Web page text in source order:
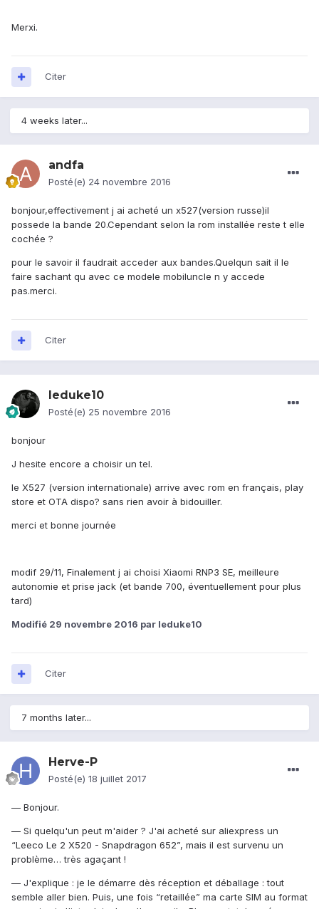
Merxi.
Citer
4 weeks later...
andfa
Posté(e) 24 novembre 2016
bonjour,effectivement j ai acheté un x527(version russe)il
possede la bande 20.Cependant selon la rom installée reste t elle
cochée ?
pour le savoir il faudrait acceder aux bandes.Quelqun sait il le
faire sachant qu avec ce modele mobiluncle n y accede
pas.merci.
Citer
leduke10
Posté(e) 25 novembre 2016
bonjour
J hesite encore a choisir un tel.
le X527 (version internationale) arrive avec rom en français, play
store et OTA dispo? sans rien avoir à bidouiller.
merci et bonne journée
modif 29/11, Finalement j ai choisi Xiaomi RNP3 SE, meilleure
autonomie et prise jack (et bande 700, éventuellement pour plus
tard)
Modifié 29 novembre 2016 par leduke10
Citer
7 months later...
Herve-P
Posté(e) 18 juillet 2017
— Bonjour.
— Si quelqu'un peut m'aider ? J'ai acheté sur aliexpress un
“Leeco Le 2 X520 - Snapdragon 652”, mais il est survenu un
problème… très agaçant !
— J'explique : je le démarre dès réception et déballage : tout
semble aller bien. Puis, une fois “retaillée” ma carte SIM au format